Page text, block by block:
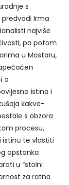
s
predvodi Irma
najviše
pa potom
u Mostaru,
o
istina i
kakve-
s obzora
procesu,
istinu te vlastiti
opstanka
u “stolni
za ratna